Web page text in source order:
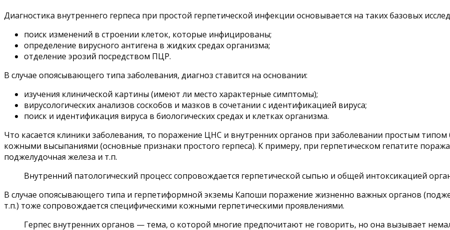
Диагностика внутреннего герпеса при простой герпетической инфекции основывается на таких базовых
поиск изменений в строении клеток, которые инфицированы;
определение вирусного антигена в жидких средах организма;
отделение эрозий посредством ПЦР.
В случае опоясывающего типа заболевания, диагноз ставится на основании:
изучения клинической картины (имеют ли место характерные симптомы);
вирусологических анализов соскобов и мазков в сочетании с идентификацией вируса;
поиск и идентификация вируса в биологических средах и клетках организма.
Что касается клиники заболевания, то поражение ЦНС и внутренних органов при заболевании простым
кожными высыпаниями (основные признаки простого герпеса). К примеру, при герпетическом гепатите
поджелудочная железа и т.п.
Внутренний патологический процесс сопровождается герпетической сыпью и общей интоксикацией
В случае опоясывающего типа и герпетиформной экземы Капоши поражение жизненно важных органов
т.п.) тоже сопровождается специфическими кожными герпетическими проявлениями.
Герпес внутренних органов — тема, о которой многие предпочитают не говорить, но она вызывает